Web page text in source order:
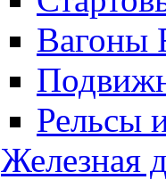
Вагоны
Рельсы
Железная